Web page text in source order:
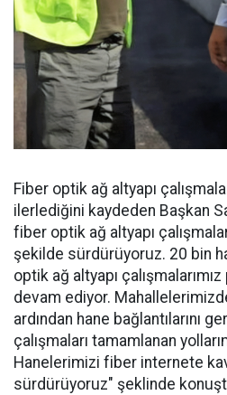
Fiber optik ağ altyapı
ilerlediğini kaydeden Başkan
fiber optik ağ altyapı
şekilde sürdürüyoruz. 20 bin
optik ağ altyapı
devam ediyor.
ardından hane bağlantılarını
çalışmaları tamamlanan
Hanelerimizi fiber internete
sürdürüyoruz" şeklinde